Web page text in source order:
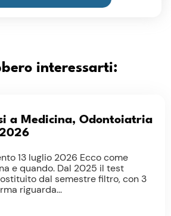
interessarti:
a Medicina, Odontoiatria
13 luglio 2026 Ecco come
e quando. Dal 2025 il test
dal semestre filtro, con 3
riguarda...